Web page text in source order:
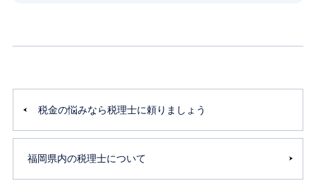
税金の悩みなら税理士に頼りましょう
福岡県内の税理士について